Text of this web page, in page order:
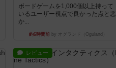
ボードゲームを1,000個以上持って
いるユーザー視点で良かった点と悪
か...
約6時間前 by オグランド（Oguland）
レビュー